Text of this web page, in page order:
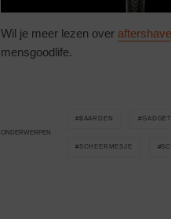
Wil je meer lezen over aftershave
mensgoodlife.
ONDERWERPEN
BAARDEN
SCHEERMESJE